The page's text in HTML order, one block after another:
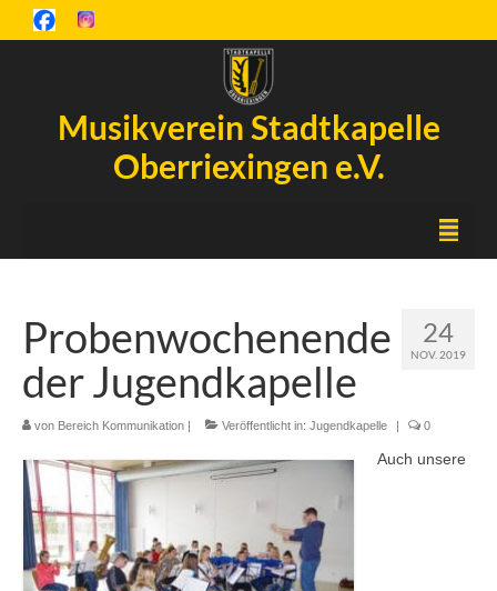
Musikverein Stadtkapelle
Oberriexingen e.V.
Inselfest
Aktuelles
Chronik
Orchester
Ausbildung
Downloads
24
NOV. 2019
Probenwochenende
der Jugendkapelle
von Bereich Kommunikation | Veröffentlicht in: Jugendkapelle | 0
Auch unsere